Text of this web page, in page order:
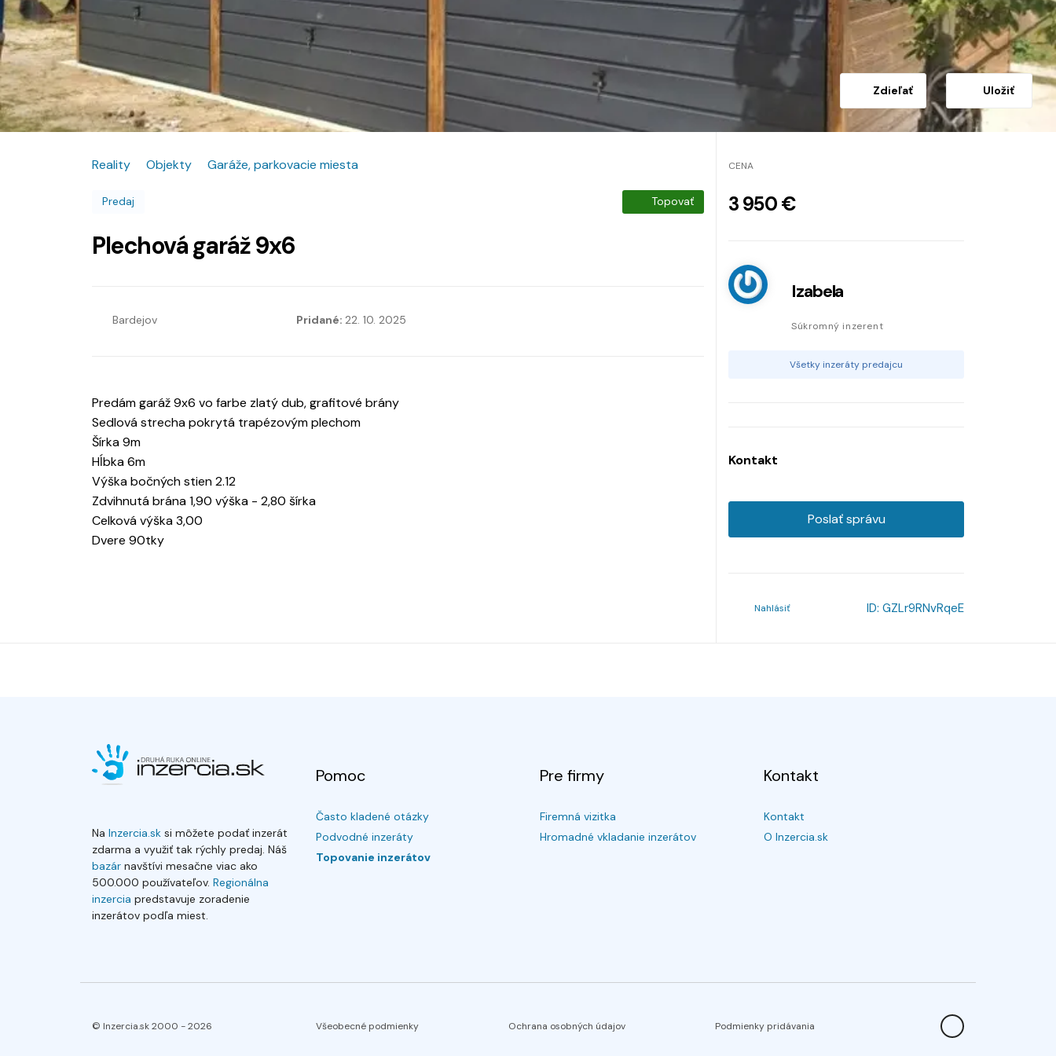
Zdieľať Uložiť
Reality Objekty Garáže, parkovacie miesta
Predaj Topovať
Plechová garáž 9x6
Bardejov Pridané: 22. 10. 2025
Predám garáž 9x6 vo farbe zlatý dub, grafitové brány
Sedlová strecha pokrytá trapézovým plechom
Šírka 9m
Hĺbka 6m
Výška bočných stien 2.12
Zdvihnutá brána 1,90 výška - 2,80 šírka
Celková výška 3,00
Dvere 90tky
CENA
3 950 €
Izabela
Súkromný inzerent
Všetky inzeráty predajcu
Kontakt
Poslať správu
Nahlásiť ID: GZLr9RNvRqeE
Na Inzercia.sk si môžete podať inzerát
zdarma a využiť tak rýchly predaj. Náš
bazár navštívi mesačne viac ako
500.000 používateľov. Regionálna
inzercia predstavuje zoradenie
inzerátov podľa miest.
Pomoc
Často kladené otázky
Podvodné inzeráty
Topovanie inzerátov
Pre firmy
Firemná vizitka
Hromadné vkladanie inzerátov
Kontakt
Kontakt
O Inzercia.sk
© Inzercia.sk 2000 -2026 Všeobecné podmienky Ochrana osobných údajov Podmienky pridávania